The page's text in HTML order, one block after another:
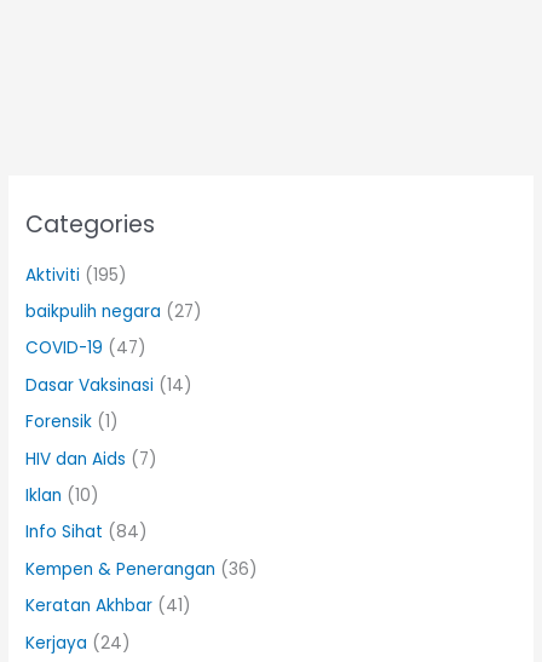
Categories
Aktiviti (195)
baikpulih negara (27)
COVID-19 (47)
Dasar Vaksinasi (14)
Forensik (1)
HIV dan Aids (7)
Iklan (10)
Info Sihat (84)
Kempen & Penerangan (36)
Keratan Akhbar (41)
Kerjaya (24)